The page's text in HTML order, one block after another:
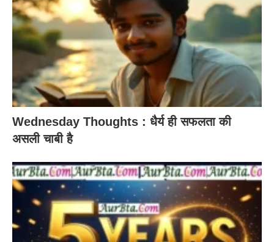
Wednesday Thoughts : धैर्य ही सफलता की
असली चाबी है